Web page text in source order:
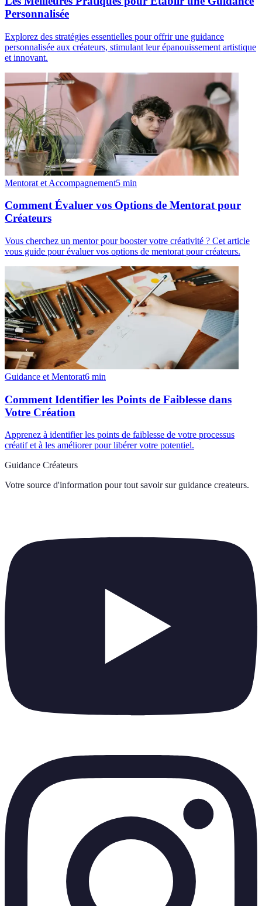
Personnalisée
Explorez des stratégies essentielles pour offrir une guidance
personnalisée aux créateurs, stimulant leur épanouissement artistique
et innovant.
Mentorat et Accompagnement5 min
Comment Évaluer vos Options de Mentorat pour
Créateurs
Vous cherchez un mentor pour booster votre créativité ? Cet article
vous guide pour évaluer vos options de mentorat pour créateurs.
Guidance et Mentorat6 min
Comment Identifier les Points de Faiblesse dans
Votre Création
Apprenez à identifier les points de faiblesse de votre processus
créatif et à les améliorer pour libérer votre potentiel.
Guidance Créateurs
Votre source d'information pour tout savoir sur guidance createurs.